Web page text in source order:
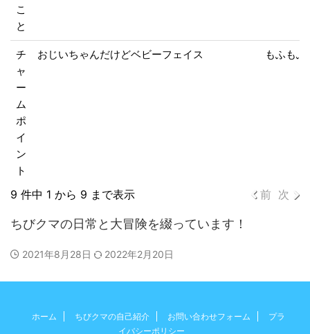
こ
と
チ
ャ
ー
ム
ポ
イ
ン
ト
おじいちゃんだけどベビーフェイス もふも
9 件中 1 から 9 まで表示 前 次
ちびクマの日常と大冒険を綴っています！
2021年8月28日 2022年2月20日
ホーム ちびクマの自己紹介 お問い合わせフォーム
プラ
イバシーポリシー